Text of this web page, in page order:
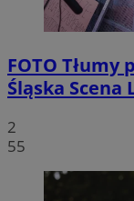
FOTO Tłumy
Śląska
2
55